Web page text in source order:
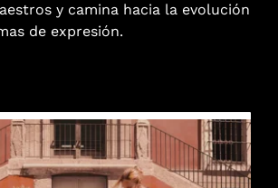
y camina hacia la evolución
de expresión.